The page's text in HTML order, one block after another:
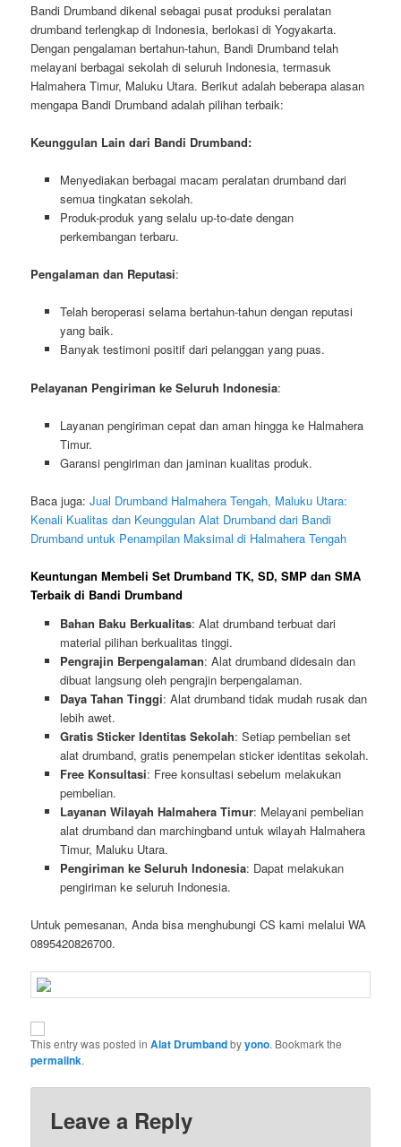
Bandi Drumband dikenal sebagai pusat produksi peralatan
drumband terlengkap di Indonesia, berlokasi di Yogyakarta.
Dengan pengalaman bertahun-tahun, Bandi Drumband telah
melayani berbagai sekolah di seluruh Indonesia, termasuk
Halmahera Timur, Maluku Utara. Berikut adalah beberapa alasan
mengapa Bandi Drumband adalah pilihan terbaik:
Keunggulan Lain dari Bandi Drumband:
Menyediakan berbagai macam peralatan drumband dari
semua tingkatan sekolah.
Produk-produk yang selalu up-to-date dengan
perkembangan terbaru.
Pengalaman dan Reputasi:
Telah beroperasi selama bertahun-tahun dengan reputasi
yang baik.
Banyak testimoni positif dari pelanggan yang puas.
Pelayanan Pengiriman ke Seluruh Indonesia:
Layanan pengiriman cepat dan aman hingga ke Halmahera
Timur.
Garansi pengiriman dan jaminan kualitas produk.
Baca juga:Jual Drumband Halmahera Tengah, Maluku Utara:
Kenali Kualitas dan Keunggulan Alat Drumband dari Bandi
Drumband untuk Penampilan Maksimal di Halmahera Tengah
Keuntungan Membeli Set Drumband TK, SD, SMP dan SMA
Terbaik di Bandi Drumband
Bahan Baku Berkualitas: Alat drumband terbuat dari
material pilihan berkualitas tinggi.
Pengrajin Berpengalaman: Alat drumband didesain dan
dibuat langsung oleh pengrajin berpengalaman.
Daya Tahan Tinggi: Alat drumband tidak mudah rusak dan
lebih awet.
Gratis Sticker Identitas Sekolah: Setiap pembelian set
alat drumband, gratis penempelan sticker identitas sekolah.
Free Konsultasi: Free konsultasi sebelum melakukan
pembelian.
Layanan Wilayah Halmahera Timur: Melayani pembelian
alat drumband dan marchingband untuk wilayah Halmahera
Timur, Maluku Utara.
Pengiriman ke Seluruh Indonesia: Dapat melakukan
pengiriman ke seluruh Indonesia.
Untuk pemesanan, Anda bisa menghubungi CS kami melalui WA
0895420826700.
This entry was posted inAlat Drumbandbyyono. Bookmark the
permalink.
Leave a Reply